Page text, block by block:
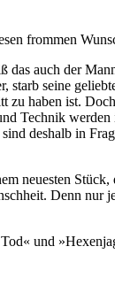
frommen
auch der
starb seine
haben ist.
Technik
deshalb in
neuesten
Denn nur
und